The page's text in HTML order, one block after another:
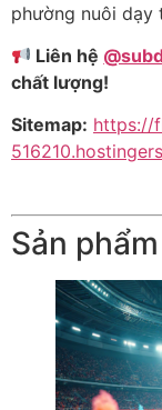
phường nuôi dạy
Liên hệ
chất lượng!
Sitemap: https://
Sản